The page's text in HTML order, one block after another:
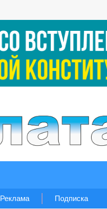
Реклама Подписка